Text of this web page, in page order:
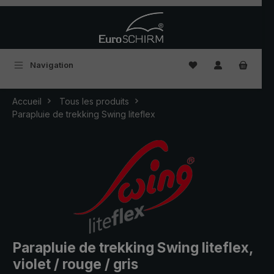
Navigation Vous avez 0
Accueil
Tous les produits
Parapluie de trekking Swing liteflex
Parapluie de trekking Swing liteflex,
violet / rouge / gris